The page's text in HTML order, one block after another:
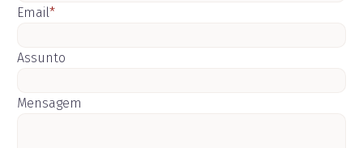
Email*
Assunto
Mensagem